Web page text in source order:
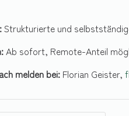
Strukturierte und
Ab sofort, Remote-Anteil
melden bei: Florian Geister,